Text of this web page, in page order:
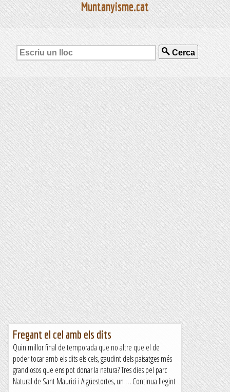
Muntanyisme.cat
Cerca
Fregant el cel amb els dits
Quin millor final de temporada que no altre que el de
poder tocar amb els dits els cels, gaudint dels paisatges més
grandiosos que ens pot donar la natura? Tres dies pel parc
Natural de Sant Maurici i Aigüestortes, un … Continua llegint